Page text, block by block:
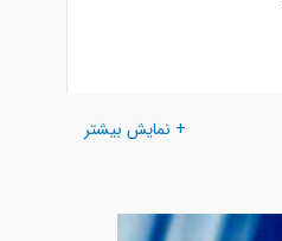
+ نمایش بیشتر